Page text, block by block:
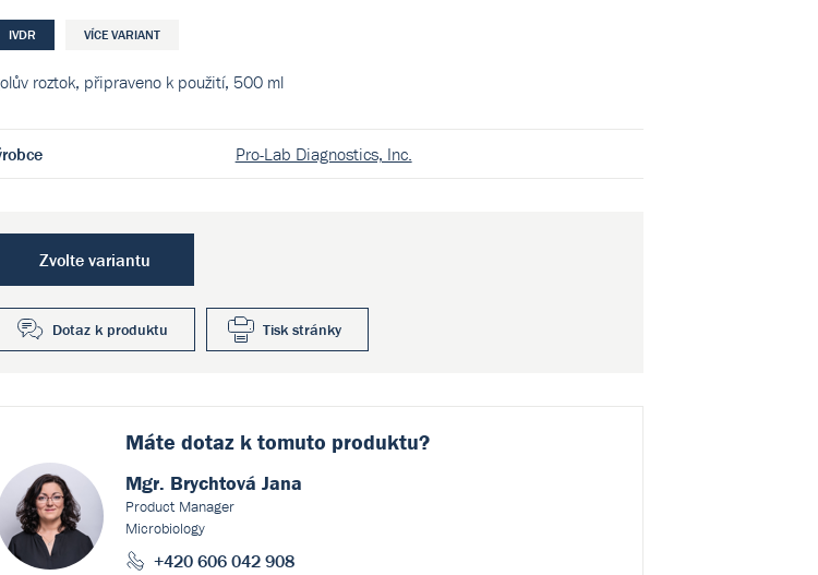
IVDR VÍCE VARIANT
roztok, připraveno k použití, 500 ml
Pro-Lab Diagnostics, Inc.
Zvolte variantu
Dotaz k produktu Tisk stránky
Máte dotaz k tomuto produktu?
Mgr. Brychtová Jana
Product Manager
Microbiology
+420 606 042 908